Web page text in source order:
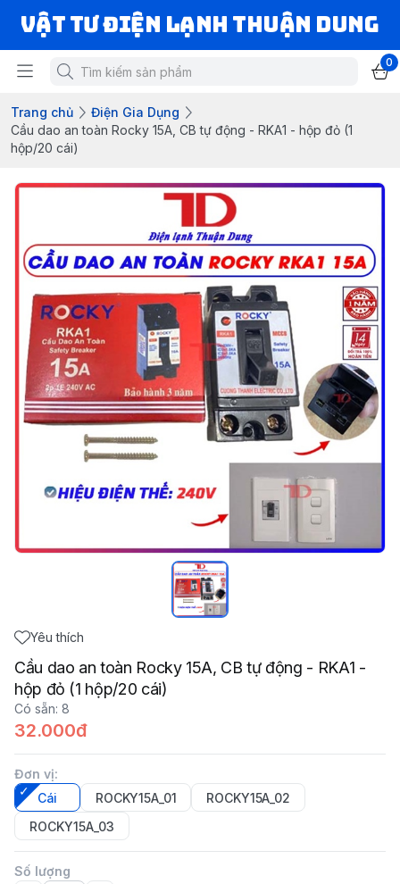
VẬT TƯ ĐIỆN LẠNH THUẬN DUNG
0
Trang chủ
Điện Gia Dụng
Cầu dao an toàn Rocky 15A, CB tự động - RKA1 - hộp đỏ (1
hộp/20 cái)
Yêu thích
Cầu dao an toàn Rocky 15A, CB tự động - RKA1 -
hộp đỏ (1 hộp/20 cái)
Có sẵn: 8
32.000đ
Đơn vị:
Cái
ROCKY15A_01
ROCKY15A_02
ROCKY15A_03
Số lượng